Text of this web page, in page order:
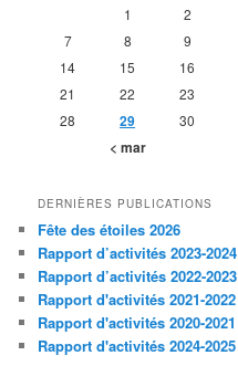
1
2
7
8 9
14
15 16
21
22 23
28 29 30
< mar
DERNIÈRES PUBLICATIONS
Fête des étoiles 2026
Rapport d’activités 2023-2024
Rapport d’activités 2022-2023
Rapport d'activités 2021-2022
Rapport d'activités 2020-2021
Rapport d'activités 2024-2025